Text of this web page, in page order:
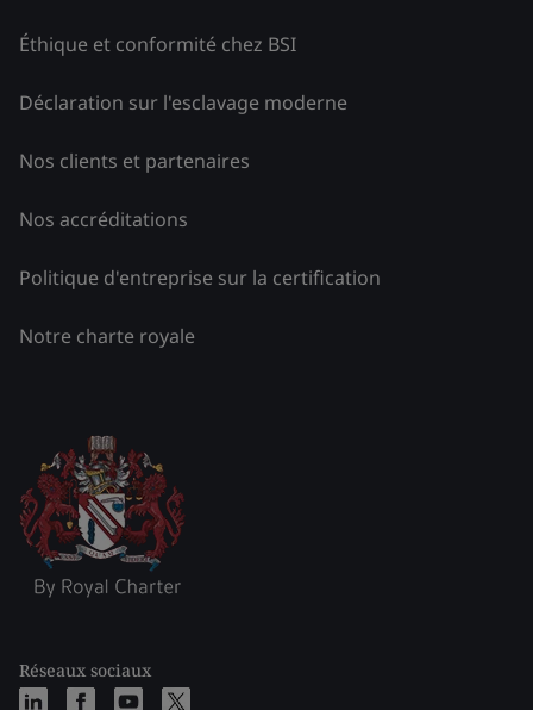
Éthique et conformité chez BSI
Déclaration sur l'esclavage moderne
Nos clients et partenaires
Nos accréditations
Politique d'entreprise sur la certification
Notre charte royale
Réseaux sociaux